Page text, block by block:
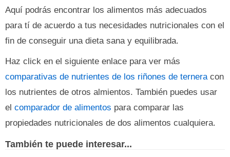
Aquí podrás encontrar los alimentos más adecuados
para tí de acuerdo a tus necesidades nutricionales con el
fin de conseguir una dieta sana y equilibrada.
Haz click en el siguiente enlace para ver más
comparativas de nutrientes de los riñones de terneracon
los nutrientes de otros almientos. También puedes usar
el comparador de alimentos para comparar las
propiedades nutricionales de dos alimentos cualquiera.
También te puede interesar...